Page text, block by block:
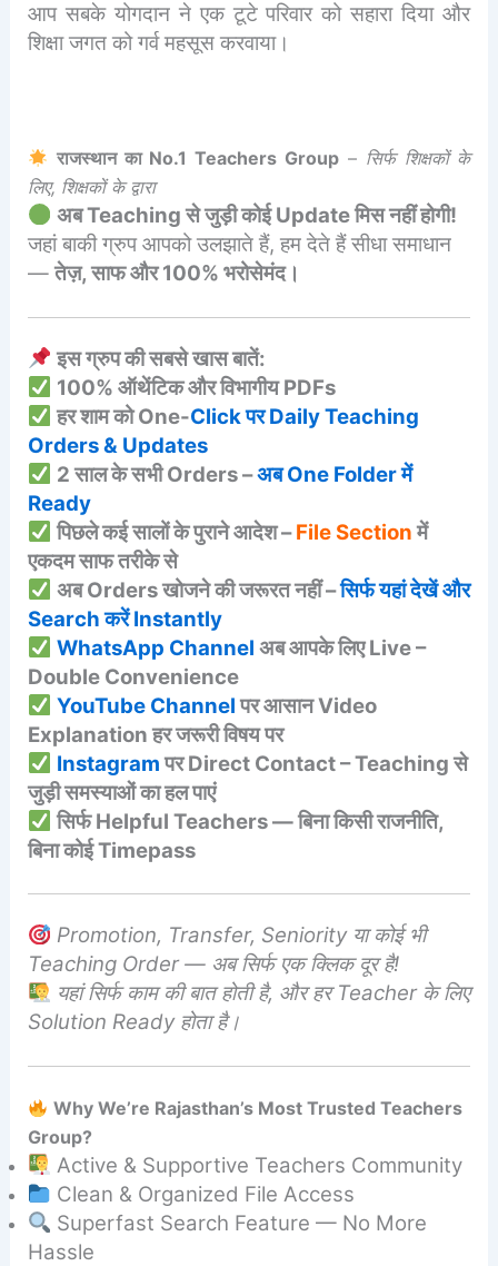
आप सबके योगदान ने एक टूटे परिवार को सहारा दिया और
शिक्षा जगत को गर्व महसूस करवाया।
राजस्थान का No.1 Teachers Group – सिर्फ शिक्षकों के
लिए, शिक्षकों के द्वारा
अब Teaching से जुड़ी कोई Update मिस नहीं होगी!
जहां बाकी ग्रुप आपको उलझाते हैं, हम देते हैं सीधा समाधान
—तेज़, साफ और 100% भरोसेमंद।
इस ग्रुप की सबसे खास बातें:
100% ऑथेंटिक और विभागीय PDFs
हर शाम को One-Click पर Daily Teaching
Orders & Updates
2 साल के सभी Orders –अब One Folder में
Ready
पिछले कई सालों के पुराने आदेश –File Sectionमें
एकदम साफ तरीके से
अब Orders खोजने की जरूरत नहीं –सिर्फ यहां देखें और
Search करें Instantly
WhatsApp Channel अब आपके लिए Live –
Double Convenience
YouTube Channelपर आसान Video
Explanation हर जरूरी विषय पर
Instagramपर Direct Contact – Teaching से
जुड़ी समस्याओं का हल पाएं
सिर्फ Helpful Teachers — बिना किसी राजनीति,
बिना कोई Timepass
Promotion, Transfer, Seniority या कोई भी
Teaching Order — अब सिर्फ एक क्लिक दूर है!
यहां सिर्फ काम की बात होती है, और हर Teacher के लिए
Solution Ready होता है।
Why We’re Rajasthan’s Most Trusted Teachers
Group?
Active & Supportive Teachers Community
Clean & Organized File Access
Superfast Search Feature — No More
Hassle